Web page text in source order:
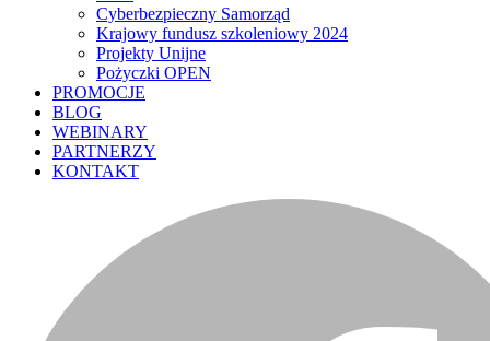
Cyberbezpieczny Samorząd
Krajowy fundusz szkoleniowy 2024
Projekty Unijne
Pożyczki OPEN
PROMOCJE
BLOG
WEBINARY
PARTNERZY
KONTAKT